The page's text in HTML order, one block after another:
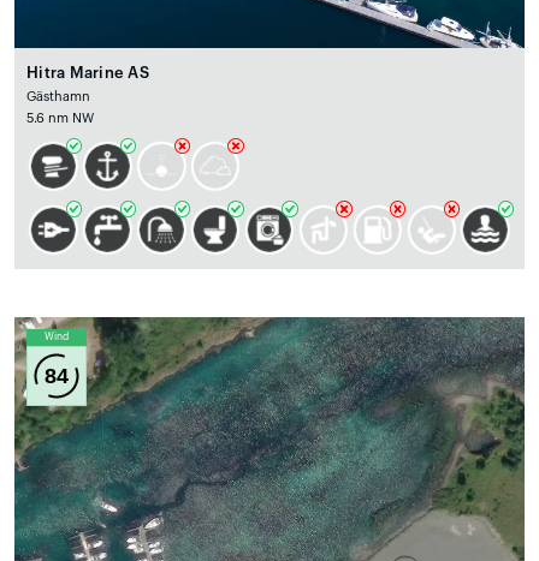
Hitra Marine AS
Gästhamn
5.6 nm NW
Wind
84